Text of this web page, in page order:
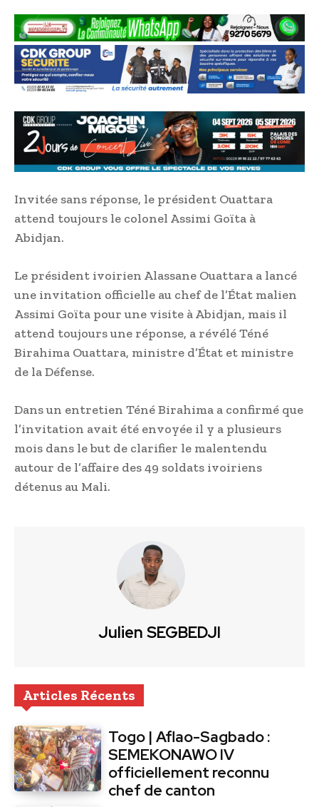
Invitée sans réponse, le président Ouattara
attend toujours le colonel Assimi Goïta à
Abidjan.
Le président ivoirien Alassane Ouattara a lancé
une invitation officielle au chef de l’État malien
Assimi Goïta pour une visite à Abidjan, mais il
attend toujours une réponse, a révélé Téné
Birahima Ouattara, ministre d’État et ministre
de la Défense.
Dans un entretien Téné Birahima a confirmé que
l’invitation avait été envoyée il y a plusieurs
mois dans le but de clarifier le malentendu
autour de l’affaire des 49 soldats ivoiriens
détenus au Mali.
Julien SEGBEDJI
Articles Récents
Togo | Aflao-Sagbado :
SEMEKONAWO IV
officiellement reconnu
chef de canton